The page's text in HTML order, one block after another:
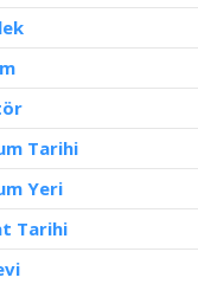
Tarihi
Yeri
Tarihi